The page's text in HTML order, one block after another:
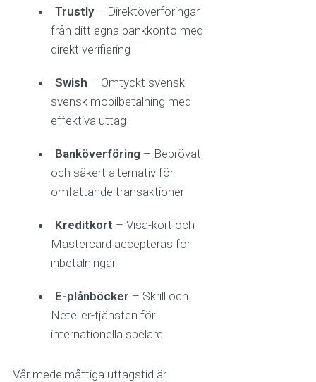
Trustly– Direktöverföringar
från ditt egna bankkonto med
direkt verifiering
Swish – Omtyckt svensk
svensk mobilbetalning med
effektiva uttag
Banköverföring – Beprövat
och säkert alternativ för
omfattande transaktioner
Kreditkort – Visa-kort och
Mastercard accepteras för
inbetalningar
E-plånböcker – Skrill och
Neteller-tjänsten för
internationella spelare
Vår medelmåttiga uttagstid är